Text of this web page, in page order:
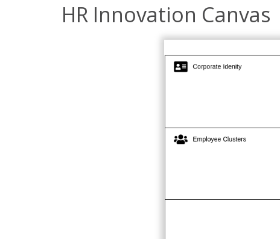
HR Innovation Canvas